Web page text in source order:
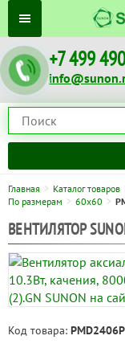
+7 499
Главная Каталог товаров
По размерам
60x60
ВЕНТИЛЯТОР
Код товара: